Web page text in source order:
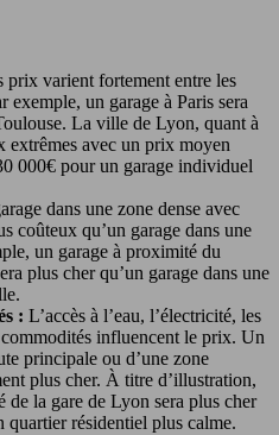
prix varient fortement entre les
exemple, un garage à Paris sera
La ville de Lyon, quant à
extrêmes avec un prix moyen
000€ pour un garage individuel
dans une zone dense avec
coûteux qu’un garage dans une
un garage à proximité du
plus cher qu’un garage dans une
: L’accès à l’eau, l’électricité, les
influencent le prix. Un
principale ou d’une zone
plus cher. À titre d’illustration,
de la gare de Lyon sera plus cher
quartier résidentiel plus calme.